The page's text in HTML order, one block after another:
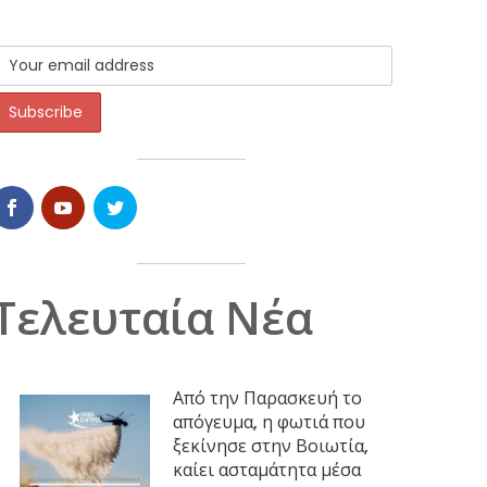
Νέα
Από την Παρασκευή το
απόγευμα, η φωτιά που
ξεκίνησε στην Βοιωτία,
καίει ασταμάτητα μέσα